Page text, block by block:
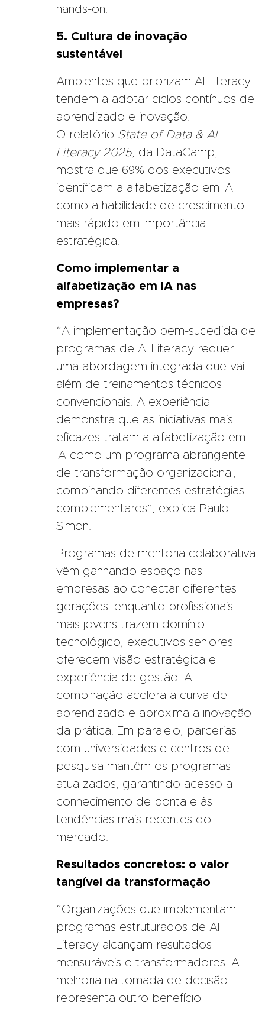
hands-on.
5. Cultura de inovação
sustentável
Ambientes que priorizam AI Literacy
tendem a adotar ciclos contínuos de
aprendizado e inovação.
O relatório State of Data & AI
Literacy 2025, da DataCamp,
mostra que 69% dos executivos
identificam a alfabetização em IA
como a habilidade de crescimento
mais rápido em importância
estratégica.
Como implementar a
alfabetização em IA nas
empresas?
“A implementação bem-sucedida de
programas de AI Literacy requer
uma abordagem integrada que vai
além de treinamentos técnicos
convencionais. A experiência
demonstra que as iniciativas mais
eficazes tratam a alfabetização em
IA como um programa abrangente
de transformação organizacional,
combinando diferentes estratégias
complementares”, explica Paulo
Simon.
Programas de mentoria colaborativa
vêm ganhando espaço nas
empresas ao conectar diferentes
gerações: enquanto profissionais
mais jovens trazem domínio
tecnológico, executivos seniores
oferecem visão estratégica e
experiência de gestão. A
combinação acelera a curva de
aprendizado e aproxima a inovação
da prática. Em paralelo, parcerias
com universidades e centros de
pesquisa mantêm os programas
atualizados, garantindo acesso a
conhecimento de ponta e às
tendências mais recentes do
mercado.
Resultados concretos: o valor
tangível da transformação
“Organizações que implementam
programas estruturados de AI
Literacy alcançam resultados
mensuráveis e transformadores. A
melhoria na tomada de decisão
representa outro benefício